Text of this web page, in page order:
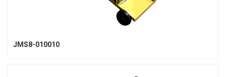
JMS8-010010